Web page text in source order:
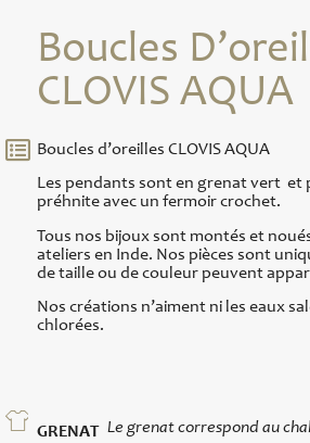
Boucles
CLOVIS AQUA
Boucles d’oreilles CLOVIS AQUA
Les pendants sont en grenat vert et
préhnite avec un fermoir crochet.
Tous nos bijoux sont montés et
ateliers en Inde. Nos pièces sont
de taille ou de couleur peuvent
Nos créations n’aiment ni les eaux
chlorées.
GRENAT Le grenat correspond au